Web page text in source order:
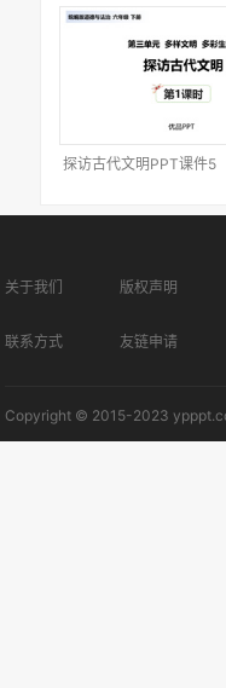
探访古代文明PPT课件5
关于我们 版权声明
联系方式 友链申请
Copyright © 2015-2023